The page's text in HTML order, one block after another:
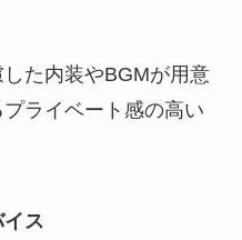
た内装やBGMが用意
ライベート感の高い
ス